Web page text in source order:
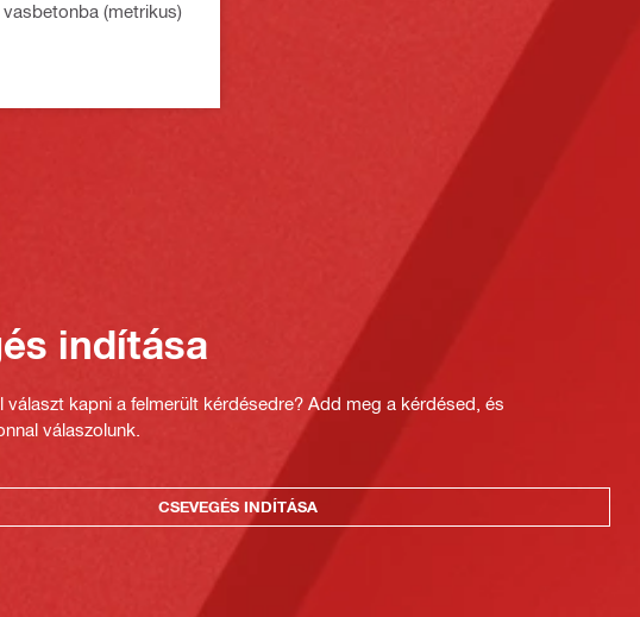
(metrikus)
indítása
választ kapni a felmerült kérdésedre? Add meg a kérdésed, és
válaszolunk.
CSEVEGÉS INDÍTÁSA